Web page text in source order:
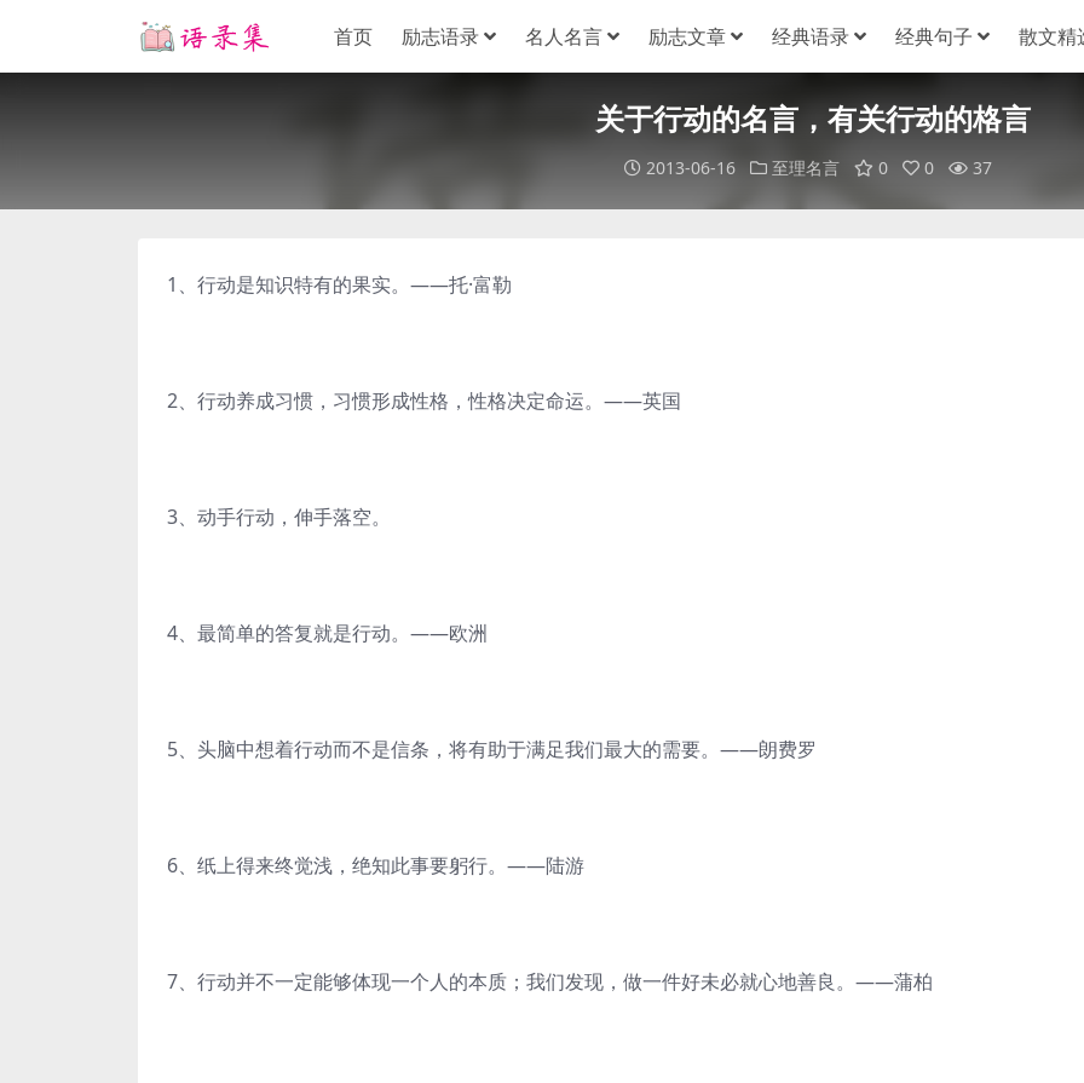
首页 励志语录 名人名言 励志文章 经典语录 经典句子 散文精
关于行动的名言，有关行动的格言
2013-06-16 至理名言 0 0 37
1、行动是知识特有的果实。——托·富勒
2、行动养成习惯，习惯形成性格，性格决定命运。——英国
3、动手行动，伸手落空。
4、最简单的答复就是行动。——欧洲
5、头脑中想着行动而不是信条，将有助于满足我们最大的需要。——朗费罗
6、纸上得来终觉浅，绝知此事要躬行。——陆游
7、行动并不一定能够体现一个人的本质；我们发现，做一件好未必就心地善良。——蒲柏